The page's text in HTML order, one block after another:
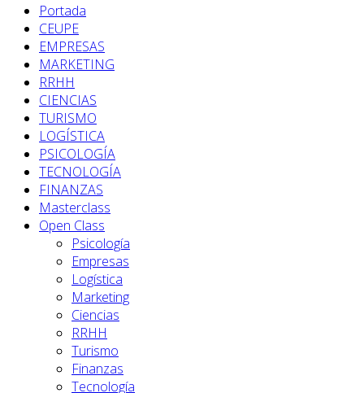
Portada
CEUPE
EMPRESAS
MARKETING
RRHH
CIENCIAS
TURISMO
LOGÍSTICA
PSICOLOGÍA
TECNOLOGÍA
FINANZAS
Masterclass
Open Class
Psicología
Empresas
Logística
Marketing
Ciencias
RRHH
Turismo
Finanzas
Tecnología